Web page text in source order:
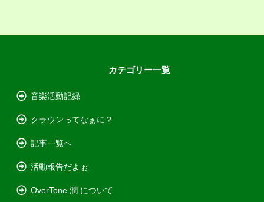
カテゴリー一覧
音楽活動記録
クラウンってなぁに？
記事一覧へ
活動報告だよぉ
OverTone 潤 について